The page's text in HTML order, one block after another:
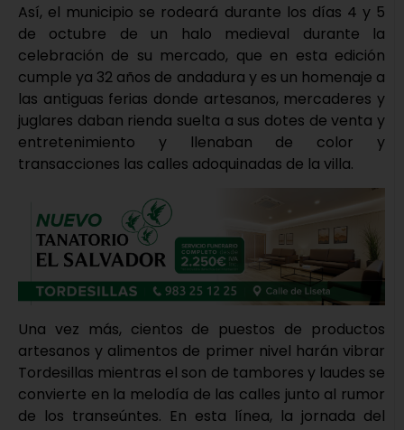
Así, el municipio se rodeará durante los días 4 y 5
de octubre de un halo medieval durante la
celebración de su mercado, que en esta edición
cumple ya 32 años de andadura y es un homenaje a
las antiguas ferias donde artesanos, mercaderes y
juglares daban rienda suelta a sus dotes de venta y
entretenimiento y llenaban de color y
transacciones las calles adoquinadas de la villa.
Una vez más, cientos de puestos de productos
artesanos y alimentos de primer nivel harán vibrar
Tordesillas mientras el son de tambores y laudes se
convierte en la melodía de las calles junto al rumor
de los transeúntes. En esta línea, la jornada del